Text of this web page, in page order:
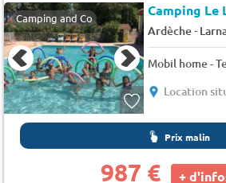
Camping and Co Camping Le
Ardèche-
Mobil home -
Location
Prix malin
987 € +